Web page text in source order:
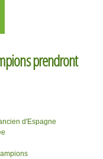
prendront
d'Espagne